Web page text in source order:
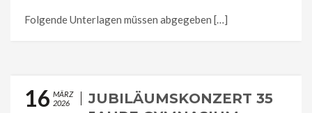
Folgende Unterlagen müssen abgegeben […]
16 MÄRZ
2026
JUBILÄUMSKONZERT 35